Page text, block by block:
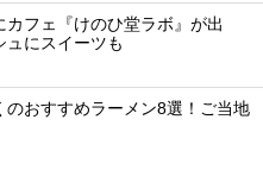
フェ『けのひ堂ラボ』が出
ュにスイーツも
のおすすめラーメン8選！ご当地